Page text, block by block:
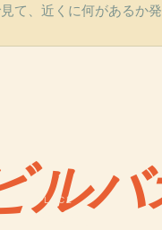
、近くに何があるか発
ルバ
PLACE
ゲチョ